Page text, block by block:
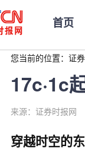
首页
您当前的位置： 证
17c·1c
来源：证券时报网
穿越时空的